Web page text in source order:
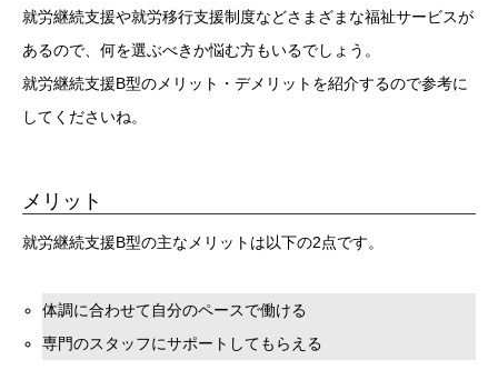
就労継続支援や就労移行支援制度などさまざまな福祉サービスが
あるので、何を選ぶべきか悩む方もいるでしょう。
就労継続支援B型のメリット・デメリットを紹介するので参考に
してくださいね。
メリット
就労継続支援B型の主なメリットは以下の2点です。
体調に合わせて自分のペースで働ける
専門のスタッフにサポートしてもらえる